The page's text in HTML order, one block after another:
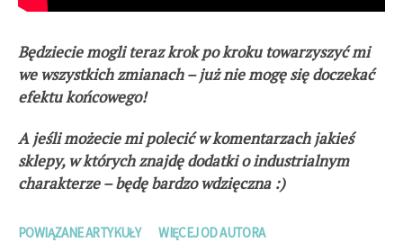
Będziecie mogli teraz krok po kroku towarzyszyć mi
we wszystkich zmianach – już nie mogę się doczekać
efektu końcowego!
A jeśli możecie mi polecić w komentarzach jakieś
sklepy, w których znajdę dodatki o industrialnym
charakterze – będę bardzo wdzięczna :)
POWIĄZANE ARTYKUŁY WIĘCEJ OD AUTORA